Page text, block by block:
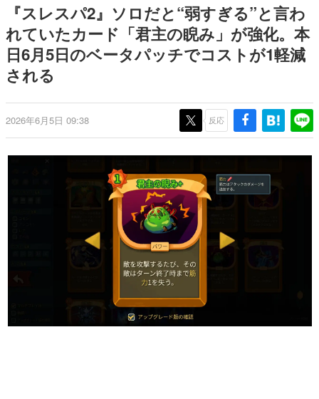
きます。
赫本
この物語を解いてはいけない。『赫本』は、〈試験問題〉
の形をした短編ホラー小説集です。
これからのデジタルゲーム市場を担う若きクリエイター達
の姿を追い、彼らのルーツと情熱を探っていきます。
ゲームに多大な影響を受けた作家さんに取材し、ゲームが
日本のコンテンツ産業やカルチャーに与えた影響を探る企
画です。
日本モバイルゲーム産業史
日本のモバイルゲーム史における主要なトピック・タイト
ルを網羅するほか、開発者へのインタビューや識者による
解説を掲載。約20年の歴史が一望できる決定版！
若ゲのいたり〜ゲームクリエイターの青春〜
『うつヌケ』『ペンと箸』等で知られるマンガ家・田中圭
一先生によるゲーム業界レポートマンガです。
なんでゲームは面白い？
没入型のホラー体験も楽しめる
『スレスパ2』ソロだと“弱すぎる”と言わ
れていたカード「君主の睨み」が強化。本
日6月5日のベータパッチでコストが1軽減
される
2026年6月5日 09:38 反応